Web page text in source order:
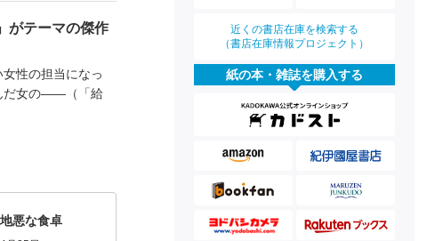
がテーマの傑作
性の担当になっ
だ女の――（「給
悪な食卓
近くの書店在庫を検索する
（書店在庫情報プロジェクト）
紙の本・雑誌を購入する